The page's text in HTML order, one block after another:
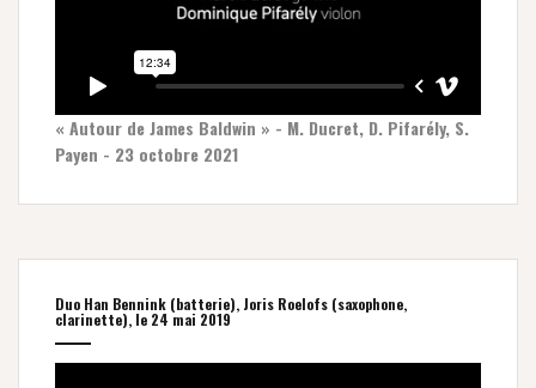
« Autour de James Baldwin » - M. Ducret, D. Pifarély, S.
Payen - 23 octobre 2021
Duo Han Bennink (batterie), Joris Roelofs (saxophone,
clarinette), le 24 mai 2019